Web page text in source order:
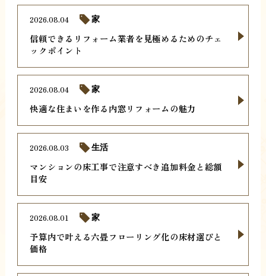
信頼できるリフォーム業者を見極めるためのチェ
ックポイント
2026.08.04 家
快適な住まいを作る内窓リフォームの魅力
2026.08.04 家
マンションの床工事で注意すべき追加料金と総額
目安
2026.08.03 生活
予算内で叶える六畳フローリング化の床材選びと
価格
2026.08.01 家